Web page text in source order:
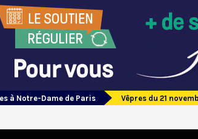
à Notre-Dame de Paris Vêpres du 21